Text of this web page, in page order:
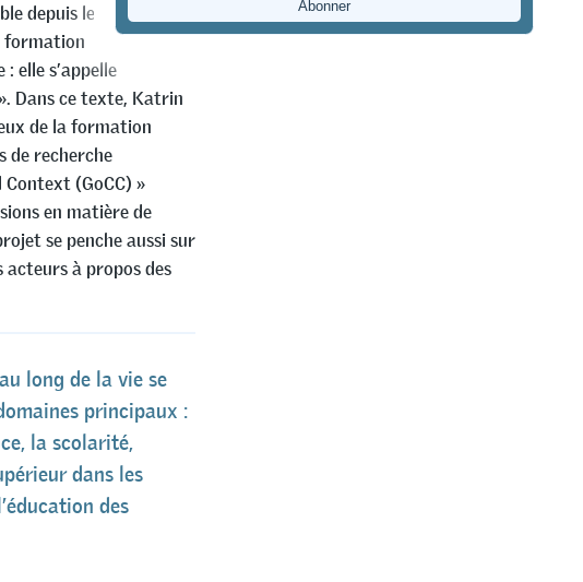
depuis les années
formation
elle s’appelle
Dans ce texte, Katrin
de la formation
de recherche
(GoCC) »
en matière de
se penche aussi sur
acteurs à propos des
long de la vie se
principaux :
la scolarité,
dans les
des